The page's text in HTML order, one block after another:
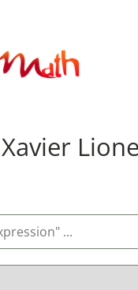
Xavier